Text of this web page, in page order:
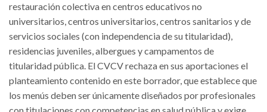
restauración colectiva en centros educativos no
universitarios, centros universitarios, centros sanitarios y de
servicios sociales (con independencia de su titularidad),
residencias juveniles, albergues y campamentos de
titularidad pública. El CVCV rechaza en sus aportaciones el
planteamiento contenido en este borrador, que establece que
los menús deben ser únicamente diseñados por profesionales